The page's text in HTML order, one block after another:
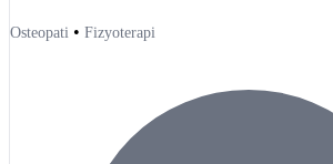
Osteopati • Fizyoterapi